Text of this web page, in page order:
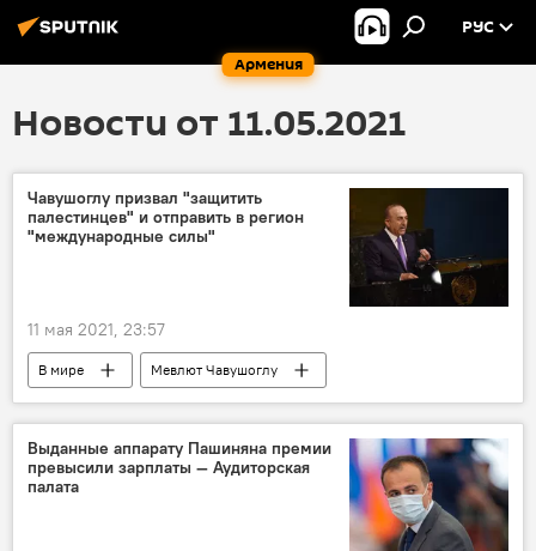
Армения
РУС
Новости от 11.05.2021
Чавушоглу призвал "защитить
палестинцев" и отправить в регион
"международные силы"
11 мая 2021, 23:57
В мире Мевлют Чавушоглу
Выданные аппарату Пашиняна премии
превысили зарплаты — Аудиторская
палата